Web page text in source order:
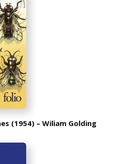
(1954) – Wiliam Golding